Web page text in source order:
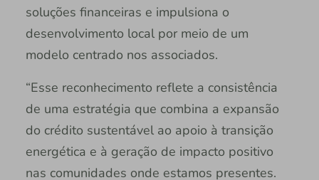
soluções financeiras e impulsiona o
desenvolvimento local por meio de um
modelo centrado nos associados.
“Esse reconhecimento reflete a consistência
de uma estratégia que combina a expansão
do crédito sustentável ao apoio à transição
energética e à geração de impacto positivo
nas comunidades onde estamos presentes.